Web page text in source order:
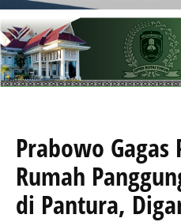
Prabowo
Rumah
di Pantura,